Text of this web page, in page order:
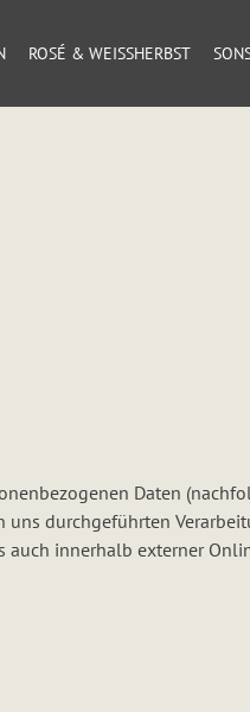
ROSÉ & WEISSHERBST
Daten
durchgeführten
innerhalb externer